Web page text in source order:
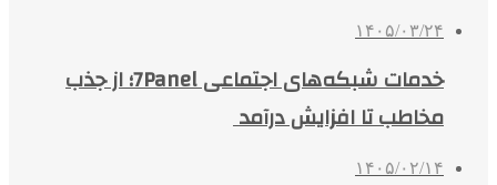
۱۴۰۵/۰۳/۲۴
خدمات شبکه‌های اجتماعی 7Panel؛ از جذب
مخاطب تا افزایش درآمد
۱۴۰۵/۰۲/۱۴